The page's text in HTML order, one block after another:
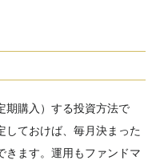
期購入）する投資方法で
しておけば、毎月決まった
きます。運用もファンドマ